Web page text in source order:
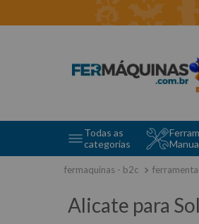
Todas as
categorias
Alicate para